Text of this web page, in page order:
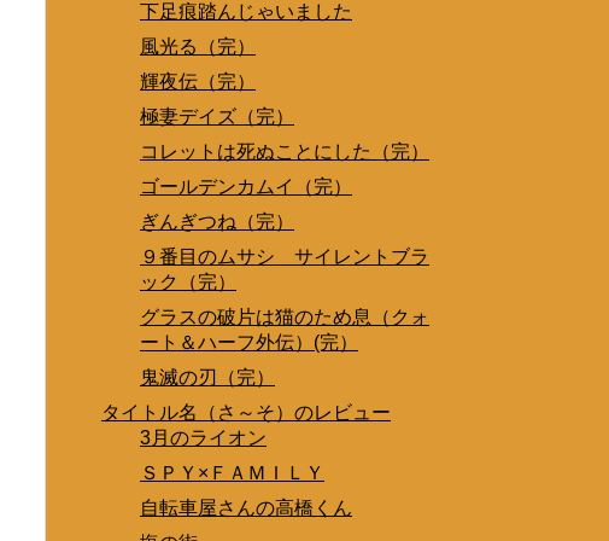
下足痕踏んじゃいました
風光る（完）
輝夜伝（完）
極妻デイズ（完）
コレットは死ぬことにした（完）
ゴールデンカムイ（完）
ぎんぎつね（完）
９番目のムサシ サイレントブラ
ック（完）
グラスの破片は猫のため息（クォ
ート＆ハーフ外伝）(完）
鬼滅の刃（完）
タイトル名（さ～そ）のレビュー
3月のライオン
ＳＰＹ×ＦＡＭＩＬＹ
自転車屋さんの高橋くん